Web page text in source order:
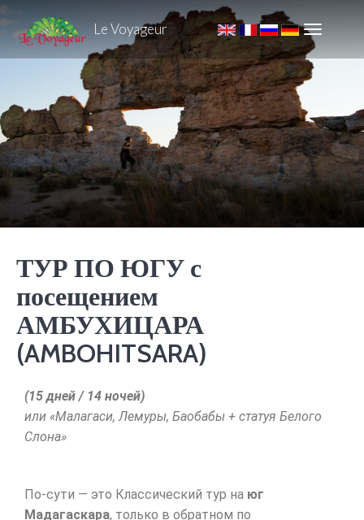
Le Voyageur
ТУР ПО ЮГУ с
посещением
АМБУХИЦАРА
(AMBOHITSARA)
(15 дней / 14 ночей)
или «Малагаси, Лемуры, Баобабы + статуя Белого
Слона»
По-сути — это Классический тур на юг
Мадагаскара, только в обратном по